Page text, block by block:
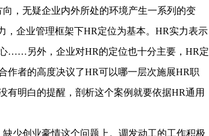
，无疑企业内外所处的环境产生一系列的变
，企业管理框架下HR定位为基本。HR实力表示
……另外，企业对HR的定位也十分主要，HR定
作者的高度决议了HR可以哪一层次施展HR职
有明白的提醒，剖析这个案例就要依据HR通用
少创业豪情这个问题上。调发动工的工作积极